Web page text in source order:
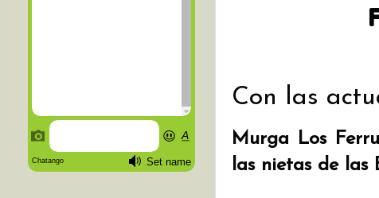
Con las
Murga Los
las nietas de las